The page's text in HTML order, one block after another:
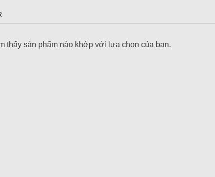
thấy sản phẩm nào khớp với lựa chọn của bạn.